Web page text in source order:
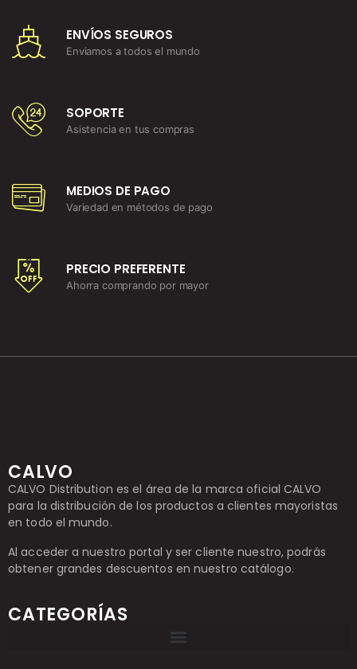
ENVÍOS SEGUROS
Enviamos a todos el mundo
SOPORTE
Asistencia en tus compras
MEDIOS DE PAGO
Variedad en métodos de pago
PRECIO PREFERENTE
Ahorra comprando por mayor
CALVO
CALVO Distribution es el área de la marca oficial CALVO
para la distribución de los productos a clientes mayoristas
en todo el mundo.
Al acceder a nuestro portal y ser cliente nuestro, podrás
obtener grandes descuentos en nuestro catálogo.
CATEGORÍAS